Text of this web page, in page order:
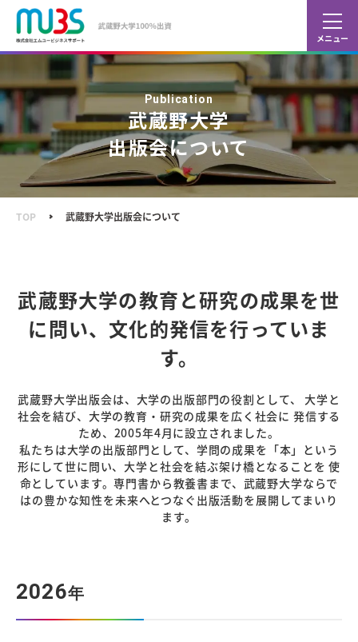
カ
シ
Publication
武蔵野大学
出版会について
TOP 武蔵野大学出版会について
武蔵野大学の教育と研究の成果を世
に問い、 文化的発信を行っていま
す。
武蔵野大学出版会は、大学の出版部門の役割として、
大学と
社会を結び、大学の教育・研究の成果を広く社会に 発信する
ため、2005年4月に設立されました。
私たちは大学の出版部門として、学問の成果を「本」という
形にして世に問い、大学と社会を結ぶ架け橋となることを 使
命としています。専門書から教養書まで、武蔵野大学ならで
はの豊かな知性を未来へとつなぐ出版活動を展開してまいり
ます。
2026年